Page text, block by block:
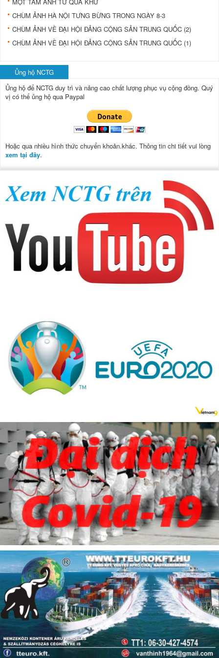
CHÙM ẢNH HÀ NỘI TƯNG BỪNG TRONG NGÀY 8-3
CHÙM ẢNH VỀ ĐẠI HỘI ĐẢNG CỘNG SẢN TRUNG QUỐC (2)
CHÙM ẢNH VỀ ĐẠI HỘI ĐẢNG CỘNG SẢN TRUNG QUỐC (1)
Ủng hộ NCTG
Ủng hộ để NCTG duy trì và nâng cao chất lượng phục vụ cộng đồng. Quý
vị có thể ủng hộ qua Paypal
Hoặc qua nhiều hình thức chuyển khoản.khác. Thông tin chi tiết vui lòng
xem tại đây.